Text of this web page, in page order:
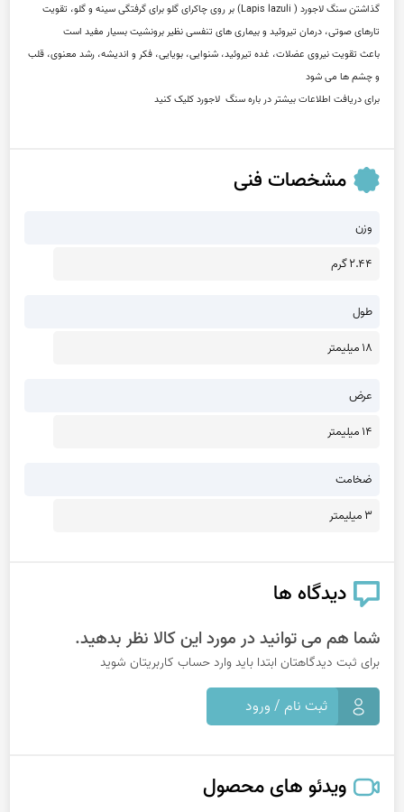
تارهای صوتی، درمان تیروئید و بیماری های تنفسی نظیر برونشیت بسیار مفید است
و چشم ها می شود
برای دریافت اطلاعات بیشتر در باره سنگ  لاجورد کلیک کنید
مشخصات فنی
وزن
2.44 گرم
طول
18 میلیمتر
عرض
14 میلیمتر
ضخامت
3 میلیمتر
دیدگاه ها
شما هم می توانید در مورد این کالا نظر بدهید.
برای ثبت دیدگاهتان ابتدا باید وارد حساب کاربریتان شوید
ثبت نام / ورود
ویدئو های محصول